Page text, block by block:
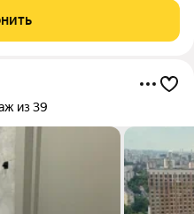
спортивными и детскими
из 39